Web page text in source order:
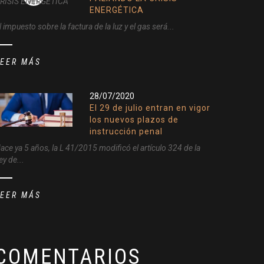
ENERGÉTICA
impuesto sobre la factura de la luz y el gas será...
MÁS
28/07/2020
El 29 de julio entran en vigor
los nuevos plazos de
instrucción penal
ya 5 años, la L 41/2015 modificó el artículo 324 de la
de...
MÁS